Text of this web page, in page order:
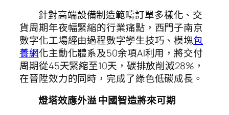
針對高端設備制造範疇訂單多樣化、交
貨周期年夜幅緊縮的行業痛點，西門子南京
數字化工場經由過程數字孿生技巧、模塊包
養網化主動化體系及50余項AI利用，將交付
周期從45天緊縮至10天，碳排放削減28%，
在晉陞效力的同時，完成了綠色低碳成長。
燈塔效應外溢 中國智造將來可期